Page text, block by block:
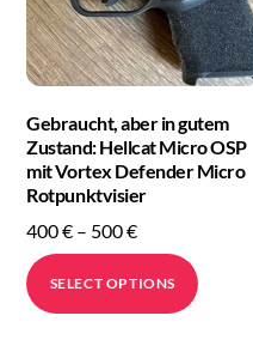
Gebraucht, aber in gutem
Zustand: Hellcat Micro OSP
mit Vortex Defender Micro
Rotpunktvisier
400€ – 500€Price
range:
400 €
SELECT OPTIONS
product